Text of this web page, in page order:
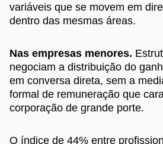
variáveis que se movem em
dentro das mesmas áreas.
Nas empresas menores.
negociam a distribuição do
em conversa direta, sem a
formal de remuneração que
corporação de grande porte.
O índice de 44% entre